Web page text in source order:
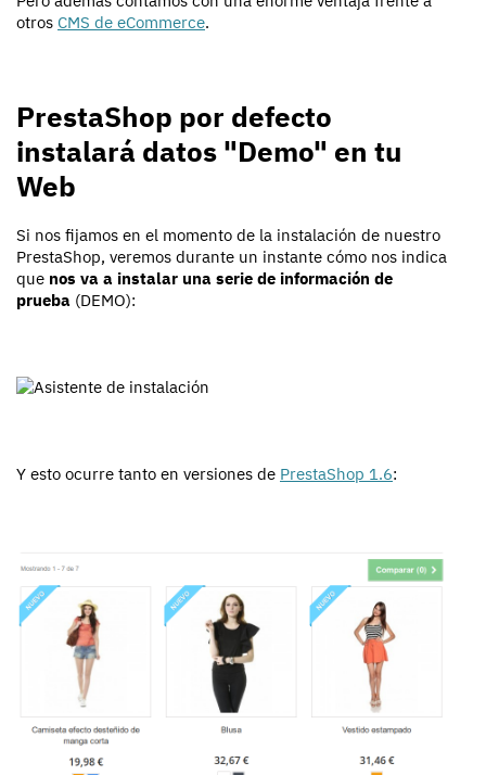
otros CMS de eCommerce.
PrestaShop por defecto
instalará datos "Demo" en tu
Web
Si nos fijamos en el momento de la instalación de nuestro
PrestaShop, veremos durante un instante cómo nos indica
que nos va a instalar una serie de información de
prueba (DEMO):
Y esto ocurre tanto en versiones de PrestaShop 1.6: